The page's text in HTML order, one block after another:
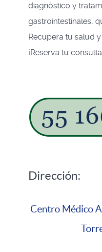
diagnóstico y
gastrointestinales,
Recupera tu salud
¡Reserva tu
Dirección:
Centro Médico